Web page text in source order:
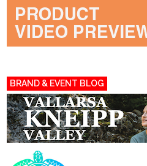
BRAND & EVENT BLOG